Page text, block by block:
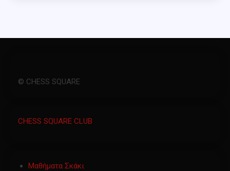
© CHESS SQUARE
CHESS SQUARE CLUB
Μαθήματα Σκάκι